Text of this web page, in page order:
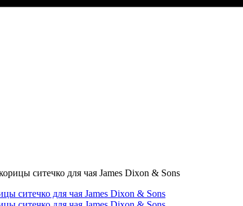
ситечко для чая James Dixon & Sons